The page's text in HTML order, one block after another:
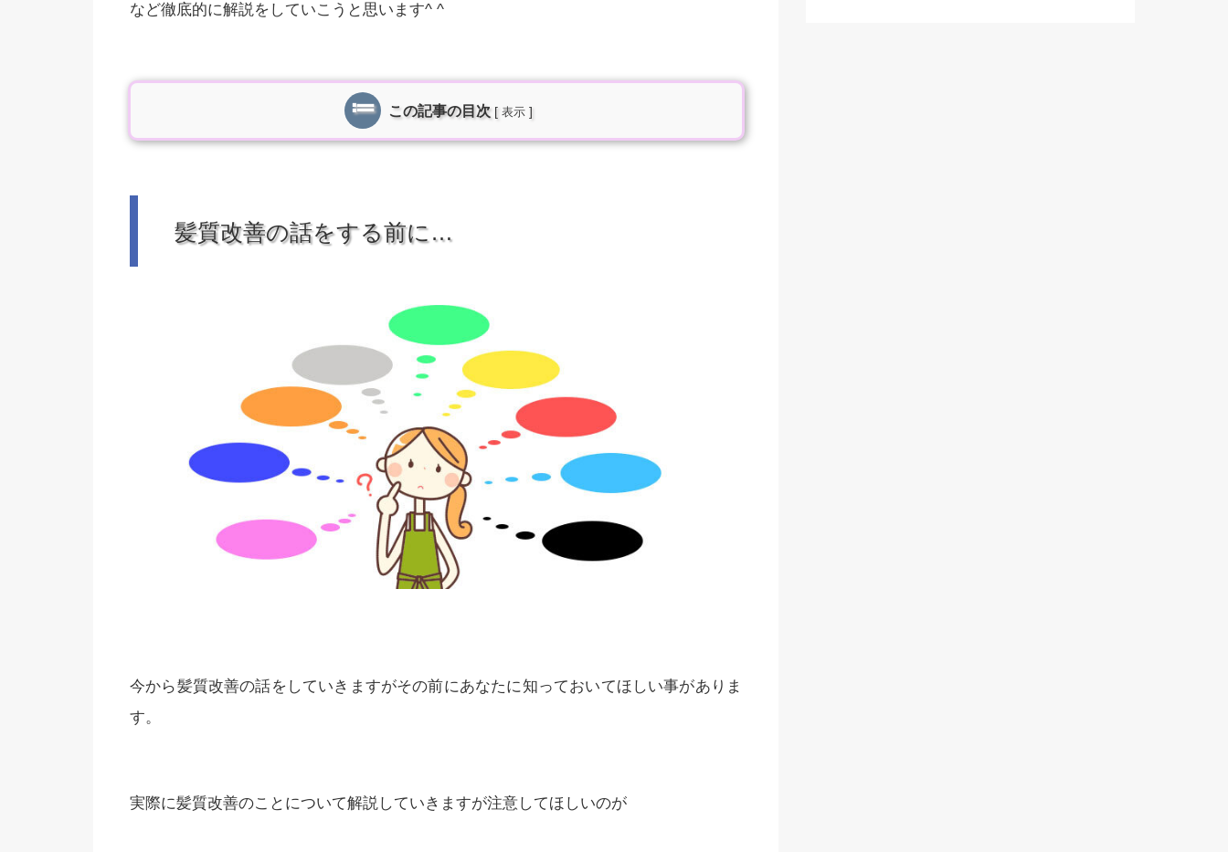
など徹底的に解説をしていこうと思います^ ^
この記事の目次 [ 表示 ]
髪質改善の話をする前に…
今から髪質改善の話をしていきますがその前にあなたに知っておいてほしい事がありま
す。
実際に髪質改善のことについて解説していきますが注意してほしいのが